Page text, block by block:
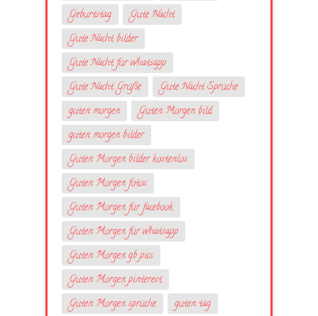
Geburtstag
Gute Nacht
Gute Nacht bilder
Gute Nacht für whatsapp
Gute Nacht Grüße
Gute Nacht Sprüche
guten morgen
Guten Morgen bild
guten morgen bilder
Guten Morgen bilder kostenlos
Guten Morgen fotos
Guten Morgen für facebook
Guten Morgen für whatsapp
Guten Morgen gb pics
Guten Morgen pinterest
Guten Morgen sprüche
guten tag